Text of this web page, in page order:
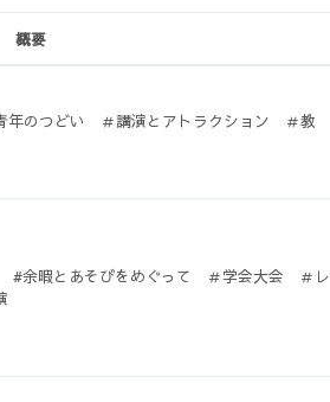
概要
のつどい ＃講演とアトラクション ＃教
#余暇とあそびをめぐって ＃学会大会 ＃レ